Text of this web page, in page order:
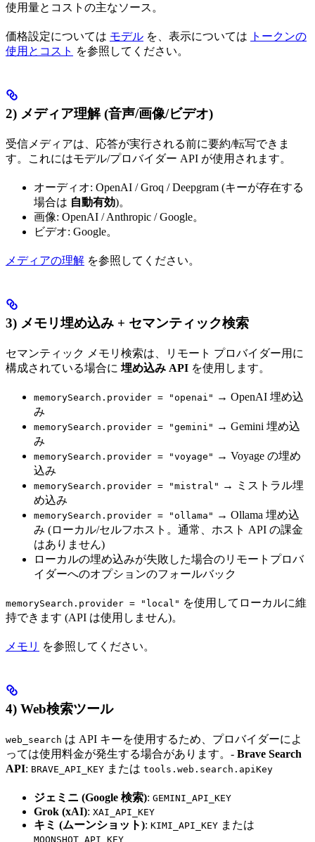
使用量とコストの主なソース。
価格設定については モデル を、表示については
トークンの
使用とコスト を参照してください。
2) メディア理解 (音声/画像/ビデオ)
受信メディアは、応答が実行される前に要約/転写できま
す。これにはモデル/プロバイダー API が使用されます。
オーディオ: OpenAI / Groq / Deepgram (キーが存在する
場合は 自動有効)。
画像: OpenAI / Anthropic / Google。
ビデオ: Google。
メディアの理解 を参照してください。
3) メモリ埋め込み + セマンティック検索
セマンティック メモリ検索は、リモート プロバイダー用に
構成されている場合に 埋め込み API を使用します。
memorySearch.provider = "openai" → OpenAI 埋め込
み
memorySearch.provider = "gemini" → Gemini 埋め込
み
memorySearch.provider = "voyage" → Voyage の埋め
込み
memorySearch.provider = "mistral" → ミストラル埋
め込み
memorySearch.provider = "ollama" → Ollama 埋め込
み (ローカル/セルフホスト。通常、ホスト API の課金
はありません)
ローカルの埋め込みが失敗した場合のリモートプロバ
イダーへのオプションのフォールバック
memorySearch.provider = "local" を使用してローカルに維
持できます (API は使用しません)。
メモリ を参照してください。
4) Web検索ツール
web_search は API キーを使用するため、プロバイダーによ
っては使用料金が発生する場合があります。- Brave Search
API: BRAVE_API_KEY または tools.web.search.apiKey
ジェミニ (Google 検索): GEMINI_API_KEY
Grok (xAI): XAI_API_KEY
キミ (ムーンショット): KIMI_API_KEY または
MOONSHOT_API_KEY